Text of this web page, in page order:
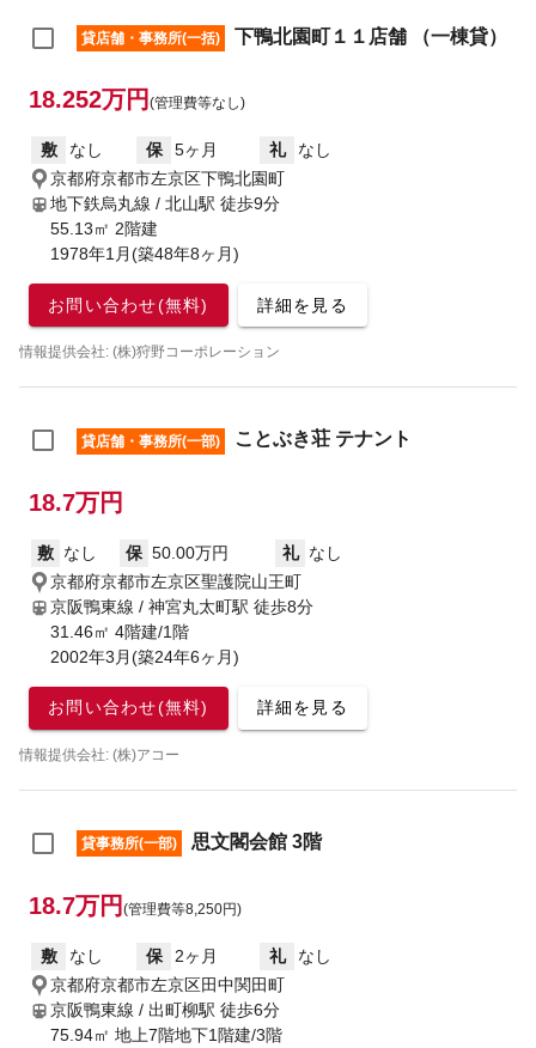
貸店舗・事務所(一括) 下鴨北園町１１店舗 （一棟貸）
18.252万円 (管理費等なし)
敷 なし 保 5ヶ月 礼
なし
京都府京都市左京区下鴨北園町
地下鉄烏丸線 / 北山駅 徒歩9分
55.13㎡ 2階建
1978年1月(築48年8ヶ月)
お問い合わせ(無料) 詳細を見る
情報提供会社: (株)狩野コーポレーション
貸店舗・事務所(一部) ことぶき荘 テナント
18.7万円
敷 なし 保 50.00万円 礼 なし
京都府京都市左京区聖護院山王町
京阪鴨東線 / 神宮丸太町駅 徒歩8分
31.46㎡ 4階建/1階
2002年3月(築24年6ヶ月)
お問い合わせ(無料) 詳細を見る
情報提供会社: (株)アコー
貸事務所(一部) 思文閣会館 3階
18.7万円 (管理費等8,250円)
敷 なし 保 2ヶ月 礼
なし
京都府京都市左京区田中関田町
京阪鴨東線 / 出町柳駅 徒歩6分
75.94㎡ 地上7階地下1階建/3階